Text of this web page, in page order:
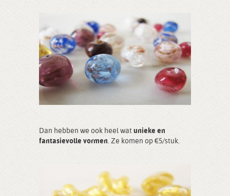
Dan hebben we ook heel wat unieke en
fantasievolle vormen. Ze komen op €5/stuk.